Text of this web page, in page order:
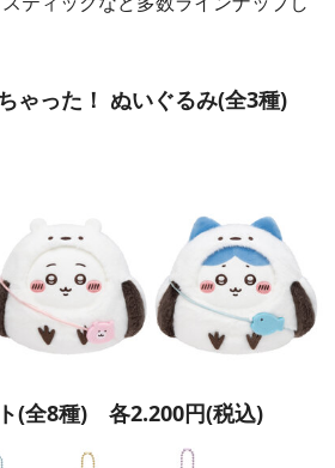
ゃった！ ぬいぐるみ(全3種)
(全8種) 各2.200円(税込)